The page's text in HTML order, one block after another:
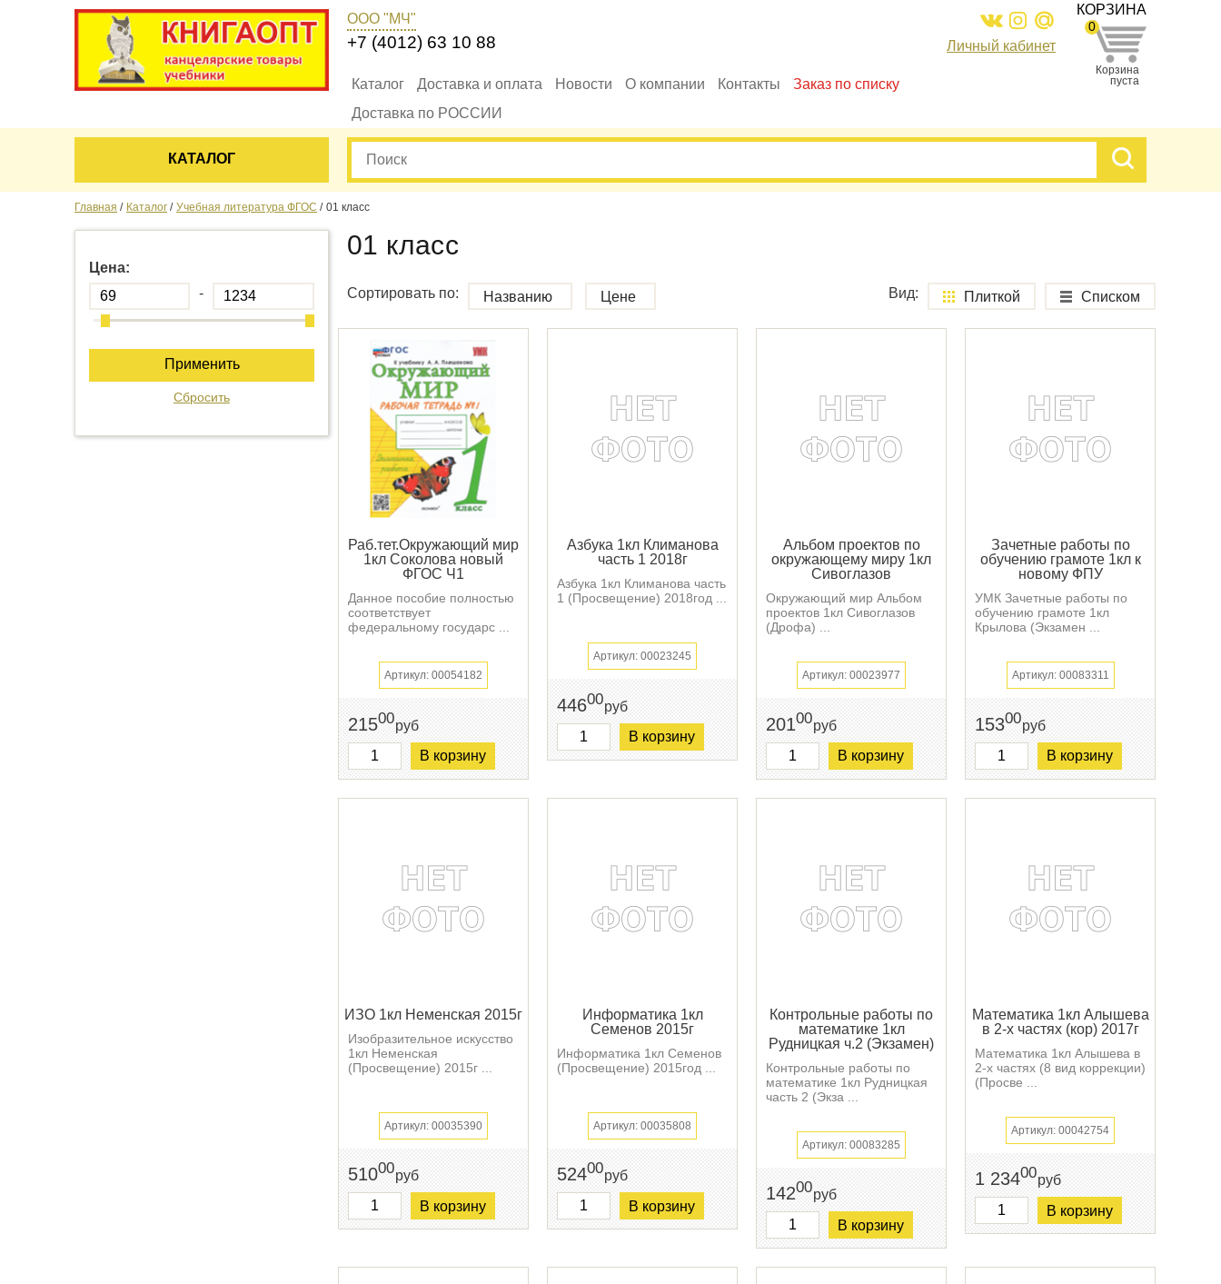
ООО "МЧ"
+7 (4012) 63 10 88 Личный кабинет
Каталог Доставка и оплата Новости О компании Контакты
Заказ по списку
Доставка по РОССИИ
КОРЗИНА
Корзина
пуста
0
КАТАЛОГ
Главная Каталог Учебная литература ФГОС 01 класс
Цена:
-
Применить
Сбросить
01 класс
Сортировать по: Названию Цене Вид: Плиткой Списком
Раб.тет.Окружающий мир
1кл Соколова новый
ФГОС Ч1
Данное пособие полностью
соответствует
федеральному государс ...
Артикул: 00054182
21500руб
В корзину
Азбука 1кл Климанова
часть 1 2018г
Азбука 1кл Климанова часть
1 (Просвещение) 2018год ...
Артикул: 00023245
44600руб
В корзину
Альбом проектов по
окружающему миру 1кл
Сивоглазов
Окружающий мир Альбом
проектов 1кл Сивоглазов
(Дрофа) ...
Артикул: 00023977
20100руб
В корзину
Зачетные работы по
обучению грамоте 1кл к
новому ФПУ
УМК Зачетные работы по
обучению грамоте 1кл
Крылова (Экзамен ...
Артикул: 00083311
15300руб
В корзину
ИЗО 1кл Неменская 2015г
Изобразительное искусство
1кл Неменская
(Просвещение) 2015г ...
Артикул: 00035390
51000руб
В корзину
Информатика 1кл
Семенов 2015г
Информатика 1кл Семенов
(Просвещение) 2015год ...
Артикул: 00035808
52400руб
В корзину
Контрольные работы по
математике 1кл
Рудницкая ч.2 (Экзамен)
Контрольные работы по
математике 1кл Рудницкая
часть 2 (Экза ...
Артикул: 00083285
14200руб
В корзину
Математика 1кл Алышева
в 2-х частях (кор) 2017г
Математика 1кл Алышева в
2-х частях (8 вид коррекции)
(Просве ...
Артикул: 00042754
1 23400руб
В корзину